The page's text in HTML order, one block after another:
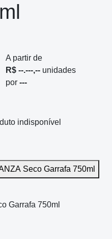
A partir de
R$ --.---,-- unidades
por ---
indisponível
Seco Garrafa 750ml
Garrafa 750ml